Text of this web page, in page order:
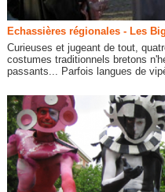
Echassières régionales - Les
Curieuses et jugeant de tout,
costumes traditionnels bretons
passants... Parfois langues de